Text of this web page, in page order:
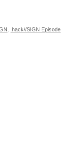
.hack//SIGN Episode